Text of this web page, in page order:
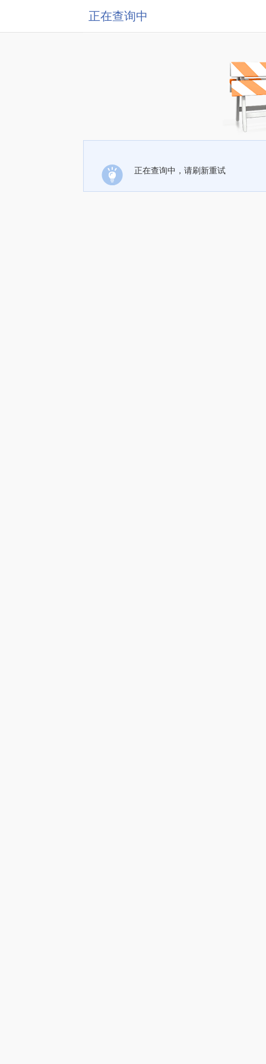
正在查询中
正在查询中，请刷新重试